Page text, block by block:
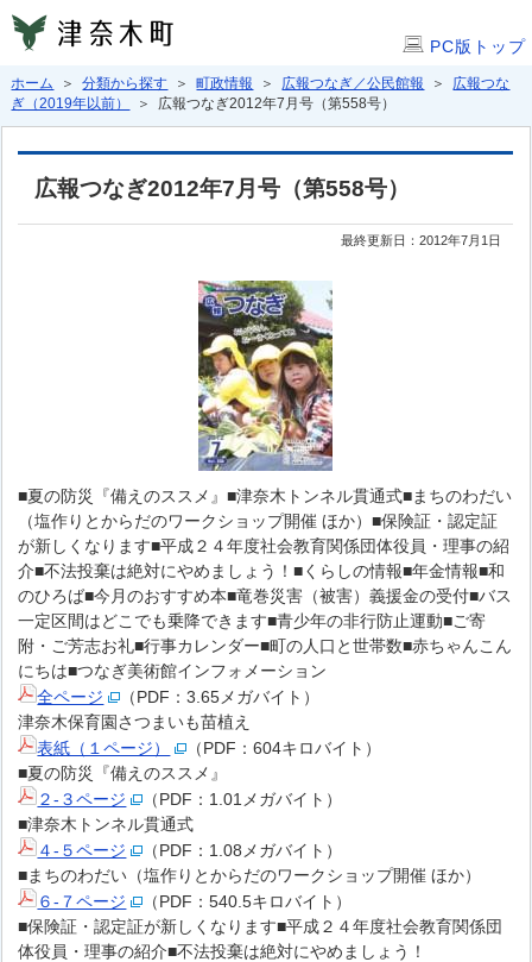
PC版トップ
ホーム ＞分類から探す ＞町政情報 ＞ 広報つなぎ／公民館報 ＞ 広報つな
ぎ（2019年以前）
＞ 広報つなぎ2012年7月号（第558号）
広報つなぎ2012年7月号（第558号）
最終更新日：2012年7月1日
■夏の防災『備えのススメ』■津奈木トンネル貫通式■まちのわだい
（塩作りとからだのワークショップ開催 ほか）■保険証・認定証
が新しくなります■平成２４年度社会教育関係団体役員・理事の紹
介■不法投棄は絶対にやめましょう！■くらしの情報■年金情報■和
のひろば■今月のおすすめ本■竜巻災害（被害）義援金の受付■バス
一定区間はどこでも乗降できます■青少年の非行防止運動■ご寄
附・ご芳志お礼■行事カレンダー■町の人口と世帯数■赤ちゃんこん
にちは■つなぎ美術館インフォメーション
全ページ
（PDF：3.65メガバイト）
津奈木保育園さつまいも苗植え
表紙（１ページ）
（PDF：604キロバイト）
■夏の防災『備えのススメ』
２-３ページ
（PDF：1.01メガバイト）
■津奈木トンネル貫通式
４-５ページ
（PDF：1.08メガバイト）
■まちのわだい（塩作りとからだのワークショップ開催 ほか）
６-７ページ
（PDF：540.5キロバイト）
■保険証・認定証が新しくなります■平成２４年度社会教育関係団
体役員・理事の紹介■不法投棄は絶対にやめましょう！